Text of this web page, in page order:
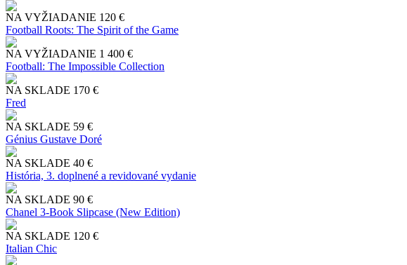
NA VYŽIADANIE 120 €
Football Roots: The Spirit of the Game
NA VYŽIADANIE 1 400 €
Football: The Impossible Collection
NA SKLADE 170 €
Fred
NA SKLADE 59 €
Génius Gustave Doré
NA SKLADE 40 €
História, 3. doplnené a revidované vydanie
NA SKLADE 90 €
Chanel 3-Book Slipcase (New Edition)
NA SKLADE 120 €
Italian Chic